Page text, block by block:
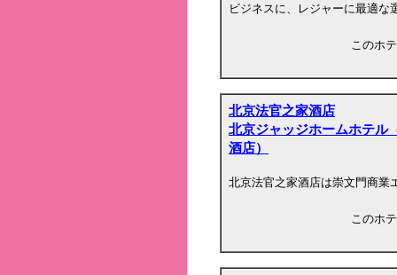
ビジネスに、レジャーに最適な
このホ
北京法官之家酒店
北京ジャッジホームホテル
酒店）
北京法官之家酒店は崇文門商業
このホ